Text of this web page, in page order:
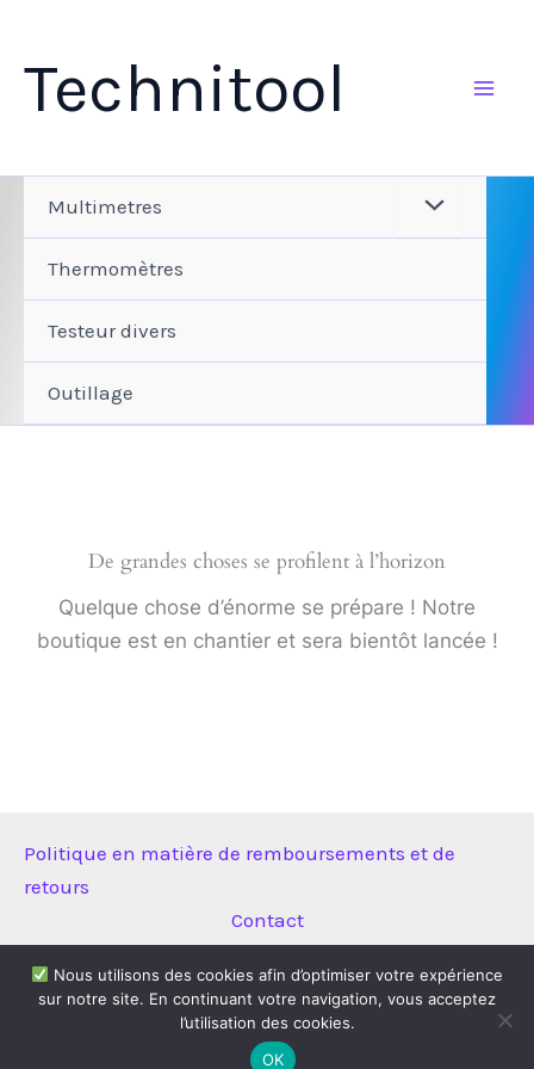
contenu
Technitool
Multimetres
Thermomètres
Testeur divers
Outillage
De grandes choses se profilent à l’horizon
Quelque chose d’énorme se prépare ! Notre
boutique est en chantier et sera bientôt lancée !
Politique en matière de remboursements et de
retours
Contact
Copyright © 2026 Technitool | Propulsé parThème WordPress
Astra
Nous utilisons des cookies afin d’optimiser votre expérience
sur notre site. En continuant votre navigation, vous acceptez
l’utilisation des cookies.
OK